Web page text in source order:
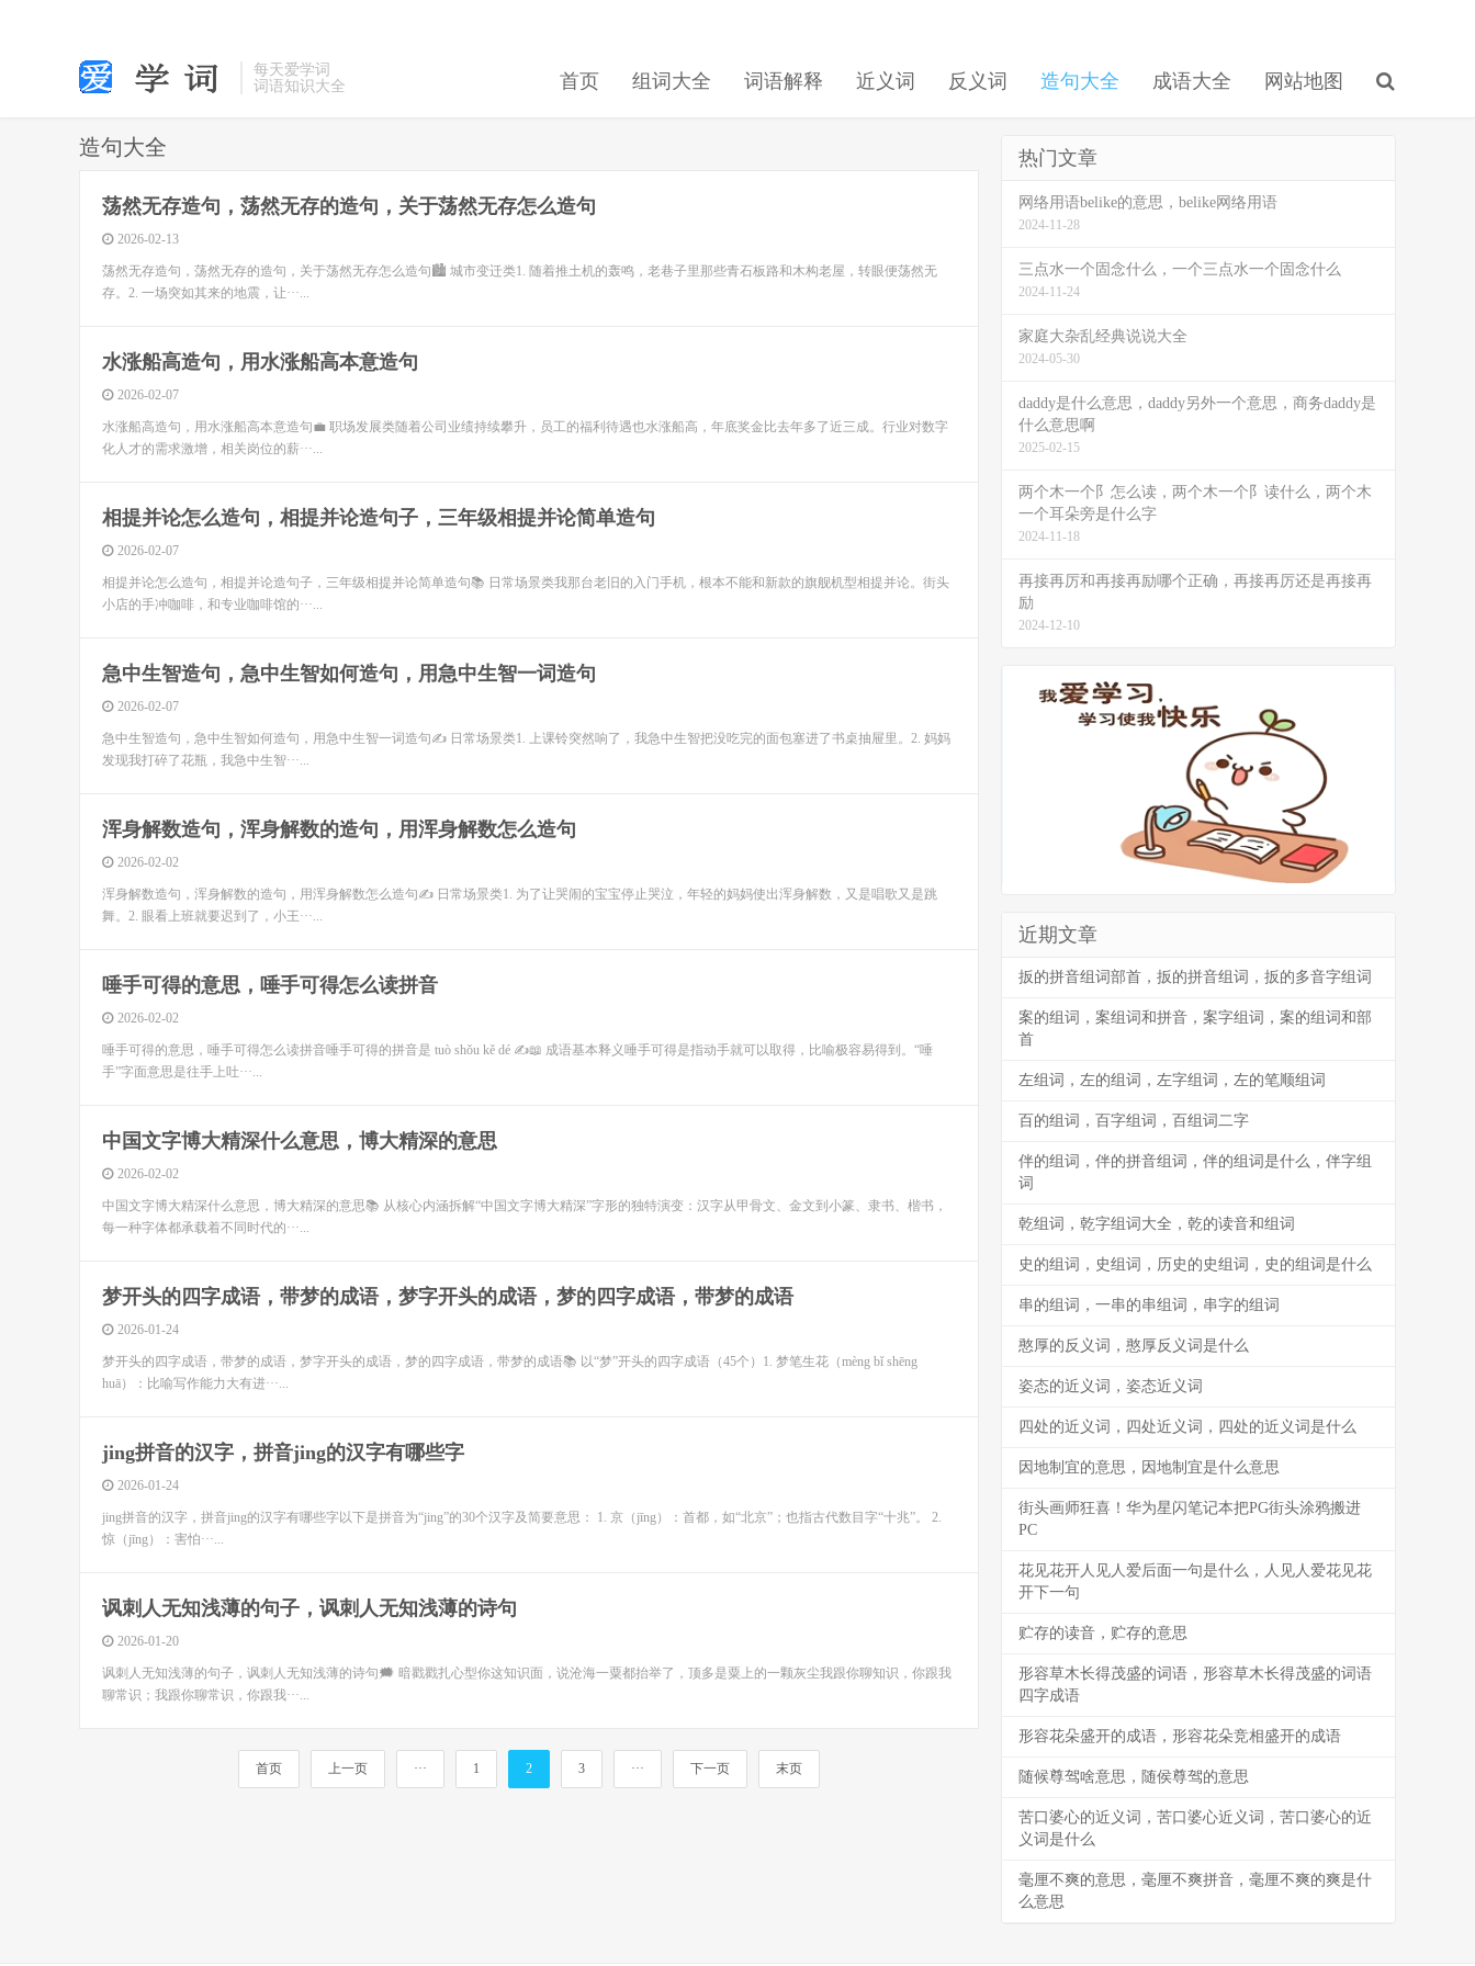
每天爱学词
词语知识大全
首页 组词大全 词语解释 近义词 反义词 造句大全 成语大全 网站地图
造句大全
荡然无存造句，荡然无存的造句，关于荡然无存怎么造句
2026-02-13
荡然无存造句，荡然无存的造句，关于荡然无存怎么造句🏙️ 城市变迁类1. 随着推土机的轰鸣，老巷子里那些青石板路和木构老屋，转眼便荡然无
存。2. 一场突如其来的地震，让···...
水涨船高造句，用水涨船高本意造句
2026-02-07
水涨船高造句，用水涨船高本意造句💼 职场发展类随着公司业绩持续攀升，员工的福利待遇也水涨船高，年底奖金比去年多了近三成。行业对数字
化人才的需求激增，相关岗位的薪···...
相提并论怎么造句，相提并论造句子，三年级相提并论简单造句
2026-02-07
相提并论怎么造句，相提并论造句子，三年级相提并论简单造句📚 日常场景类我那台老旧的入门手机，根本不能和新款的旗舰机型相提并论。街头
小店的手冲咖啡，和专业咖啡馆的···...
急中生智造句，急中生智如何造句，用急中生智一词造句
2026-02-07
急中生智造句，急中生智如何造句，用急中生智一词造句✍️ 日常场景类1. 上课铃突然响了，我急中生智把没吃完的面包塞进了书桌抽屉里。2. 妈妈
发现我打碎了花瓶，我急中生智···...
浑身解数造句，浑身解数的造句，用浑身解数怎么造句
2026-02-02
浑身解数造句，浑身解数的造句，用浑身解数怎么造句✍️ 日常场景类1. 为了让哭闹的宝宝停止哭泣，年轻的妈妈使出浑身解数，又是唱歌又是跳
舞。2. 眼看上班就要迟到了，小王···...
唾手可得的意思，唾手可得怎么读拼音
2026-02-02
唾手可得的意思，唾手可得怎么读拼音唾手可得的拼音是 tuò shǒu kě dé ✍️📖 成语基本释义唾手可得是指动手就可以取得，比喻极容易得到。“唾
手”字面意思是往手上吐···...
中国文字博大精深什么意思，博大精深的意思
2026-02-02
中国文字博大精深什么意思，博大精深的意思📚 从核心内涵拆解“中国文字博大精深”字形的独特演变：汉字从甲骨文、金文到小篆、隶书、楷书，
每一种字体都承载着不同时代的···...
梦开头的四字成语，带梦的成语，梦字开头的成语，梦的四字成语，带梦的成语
2026-01-24
梦开头的四字成语，带梦的成语，梦字开头的成语，梦的四字成语，带梦的成语📚 以“梦”开头的四字成语（45个）1. 梦笔生花（mèng bǐ shēng
huā）：比喻写作能力大有进···...
jing拼音的汉字，拼音jing的汉字有哪些字
2026-01-24
jing拼音的汉字，拼音jing的汉字有哪些字以下是拼音为“jing”的30个汉字及简要意思： 1. 京（jīng）：首都，如“北京”；也指古代数目字“十兆”。 2.
惊（jīng）：害怕···...
讽刺人无知浅薄的句子，讽刺人无知浅薄的诗句
2026-01-20
讽刺人无知浅薄的句子，讽刺人无知浅薄的诗句🗯️ 暗戳戳扎心型你这知识面，说沧海一粟都抬举了，顶多是粟上的一颗灰尘我跟你聊知识，你跟我
聊常识；我跟你聊常识，你跟我···...
首页 上一页 ··· 1 2 3 ··· 下一页 末页
热门文章
网络用语belike的意思，belike网络用语
2024-11-28
三点水一个固念什么，一个三点水一个固念什么
2024-11-24
家庭大杂乱经典说说大全
2024-05-30
daddy是什么意思，daddy另外一个意思，商务daddy是
什么意思啊
2025-02-15
两个木一个阝怎么读，两个木一个阝读什么，两个木
一个耳朵旁是什么字
2024-11-18
再接再厉和再接再励哪个正确，再接再厉还是再接再
励
2024-12-10
近期文章
扳的拼音组词部首，扳的拼音组词，扳的多音字组词
案的组词，案组词和拼音，案字组词，案的组词和部
首
左组词，左的组词，左字组词，左的笔顺组词
百的组词，百字组词，百组词二字
伴的组词，伴的拼音组词，伴的组词是什么，伴字组
词
乾组词，乾字组词大全，乾的读音和组词
史的组词，史组词，历史的史组词，史的组词是什么
串的组词，一串的串组词，串字的组词
憨厚的反义词，憨厚反义词是什么
姿态的近义词，姿态近义词
四处的近义词，四处近义词，四处的近义词是什么
因地制宜的意思，因地制宜是什么意思
街头画师狂喜！华为星闪笔记本把PG街头涂鸦搬进
PC
花见花开人见人爱后面一句是什么，人见人爱花见花
开下一句
贮存的读音，贮存的意思
形容草木长得茂盛的词语，形容草木长得茂盛的词语
四字成语
形容花朵盛开的成语，形容花朵竞相盛开的成语
随候尊驾啥意思，随侯尊驾的意思
苦口婆心的近义词，苦口婆心近义词，苦口婆心的近
义词是什么
毫厘不爽的意思，毫厘不爽拼音，毫厘不爽的爽是什
么意思